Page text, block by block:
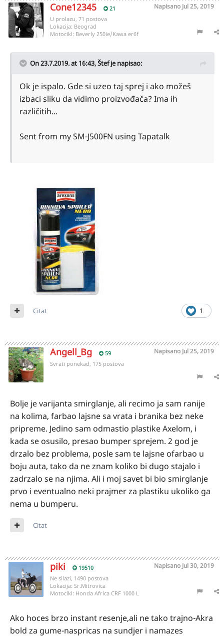
Cone12345 21 Napisano Jul 25, 2019
U prolazu, 71 postova
Lokacija: Beograd
Motocikl: Beverly 250ie/Kawa er6f
On 23.7.2019. at 16:43,Štefje napisao:
Ok je ispalo. Gde si uzeo taj sprej i ako možeš
izbaci sliku da vidimo proizvođača? Ima ih
različitih...
Sent from my SM-J500FN using Tapatalk
1
Citat
Angell_Bg 59 Napisano Jul 25, 2019
Svrati ponekad, 175 postova
Bolje je varijanta smirglanje, ali recimo ja sam ranije
na kolima, farbao lajsne sa vrata i branika bez neke
pripreme. Jedino sam odmastio plastike Axelom, i
kada se osusilo, presao bumper sprejem. 2 god je
drzalo bez problema, posle sam te lajsne ofarbao u
boju auta, tako da ne znam koliko bi dugo stajalo i
zadrzalo se na njima. Ali i moj savet bi bio smirglanje
prvo i eventualno neki prajmer za plastiku ukoliko ga
nema u bumperu.
Citat
piki 19510 Napisano Jul 30, 2019
Ne silazi, 1490 postova
Lokacija: Sr.Mitrovica
Motocikl: Honda Africa CRF 1000 L
Ako hoces brzo instant resenje,ali ne tako trajno-Akra
bold za gume-naspricas na sundjer i namazes